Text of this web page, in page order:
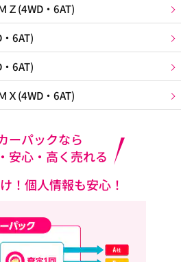
(4WD・6AT)
6AT)
6AT)
(4WD・6AT)
ーパックなら
安心・高く売れる
！個人情報も安心！